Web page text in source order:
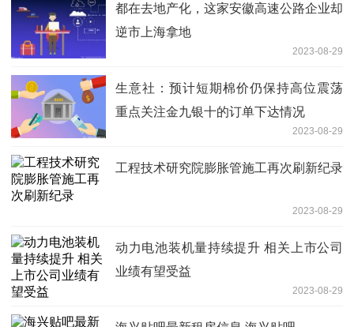
都在去地产化，这家安徽高速公路企业却
逆市上海拿地
2023-08-29
生意社：预计短期棉价仍保持高位震荡
重点关注金九银十的订单下达情况
2023-08-29
工程技术研究院膨胀管施工再次刷新纪录
2023-08-29
动力电池装机量持续提升 相关上市公司
业绩有望受益
2023-08-29